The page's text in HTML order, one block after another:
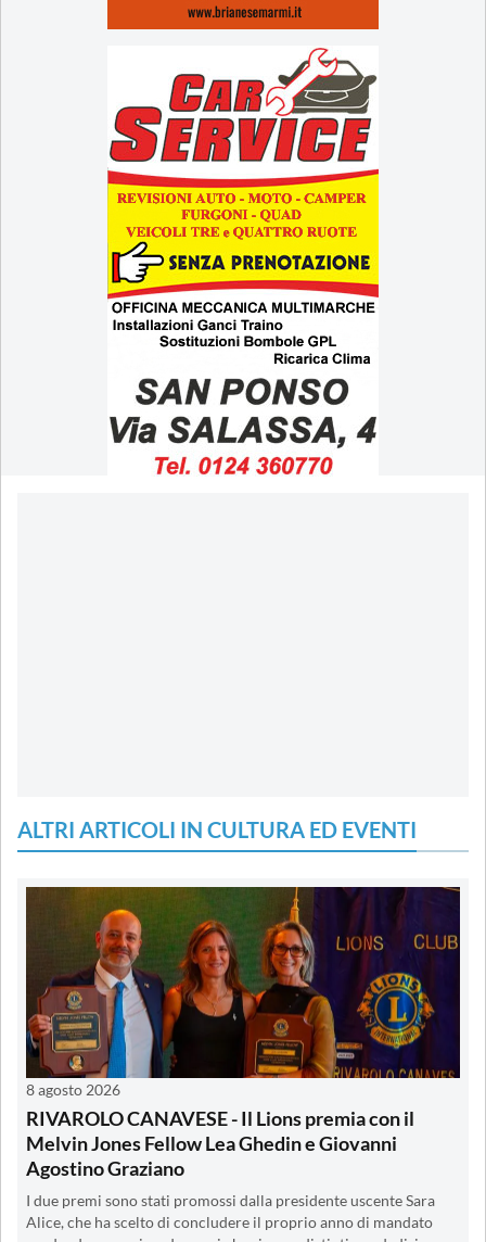
ALTRI ARTICOLI IN CULTURA ED EVENTI
8 agosto 2026
RIVAROLO CANAVESE - Il Lions premia con il
Melvin Jones Fellow Lea Ghedin e Giovanni
Agostino Graziano
I due premi sono stati promossi dalla presidente uscente Sara
Alice, che ha scelto di concludere il proprio anno di mandato